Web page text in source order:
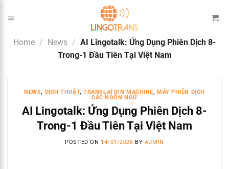
Home / News / AI Lingotalk: Ứng Dụng Phiên Dịch 8-
Trong-1 Đầu Tiên Tại Việt Nam
NEWS, DỊCH THUẬT,TRANSLATION MACHINE,MÁY PHIÊN DỊCH
CÁC NGÔN NGỮ
AI Lingotalk: Ứng Dụng Phiên Dịch 8-
Trong-1 Đầu Tiên Tại Việt Nam
POSTED ON 14/01/2026 BY ADMIN